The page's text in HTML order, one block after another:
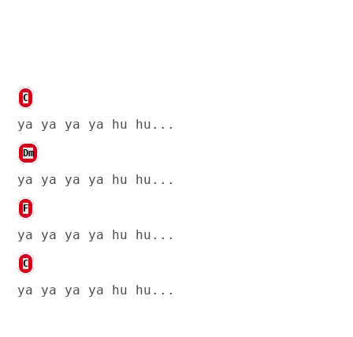
C
ya ya ya ya hu hu...
Dm
ya ya ya ya hu hu...
F
ya ya ya ya hu hu...
C
ya ya ya ya hu hu...